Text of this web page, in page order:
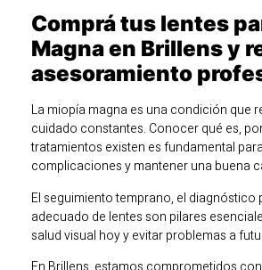
Comprá tus lentes
Magna en Brillens y
asesoramiento
La miopía magna es una condición que
cuidado constantes. Conocer qué es,
tratamientos existen es fundamental
complicaciones y mantener una buena
El seguimiento temprano, el diagnóstico
adecuado de lentes son pilares
salud visual hoy y evitar problemas a